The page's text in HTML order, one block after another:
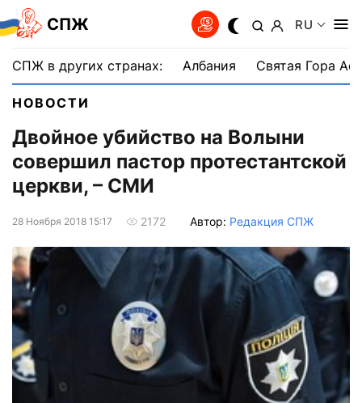
СПЖ RU
СПЖ в других странах: Албания Святая Гора
НОВОСТИ
Двойное убийство на Волыни
совершил пастор протестантской
церкви, – СМИ
28 Ноября 2018 15:17 2172 Автор: Редакция СПЖ